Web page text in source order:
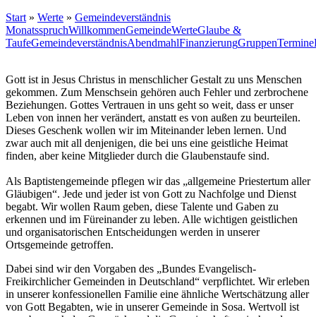
Start » Werte » Gemeindeverständnis
MonatsspruchWillkommenGemeindeWerteGlaube &
TaufeGemeindeverständnisAbendmahlFinanzierungGruppenTermine
Gott ist in Jesus Christus in menschlicher Gestalt zu uns Menschen
gekommen. Zum Menschsein gehören auch Fehler und zerbrochene
Beziehungen. Gottes Vertrauen in uns geht so weit, dass er unser
Leben von innen her verändert, anstatt es von außen zu beurteilen.
Dieses Geschenk wollen wir im Miteinander leben lernen. Und
zwar auch mit all denjenigen, die bei uns eine geistliche Heimat
finden, aber keine Mitglieder durch die Glaubenstaufe sind.
Als Baptistengemeinde pflegen wir das „allgemeine Priestertum aller
Gläubigen“. Jede und jeder ist von Gott zu Nachfolge und Dienst
begabt. Wir wollen Raum geben, diese Talente und Gaben zu
erkennen und im Füreinander zu leben. Alle wichtigen geistlichen
und organisatorischen Entscheidungen werden in unserer
Ortsgemeinde getroffen.
Dabei sind wir den Vorgaben des „Bundes Evangelisch-
Freikirchlicher Gemeinden in Deutschland“ verpflichtet. Wir erleben
in unserer konfessionellen Familie eine ähnliche Wertschätzung aller
von Gott Begabten, wie in unserer Gemeinde in Sosa. Wertvoll ist